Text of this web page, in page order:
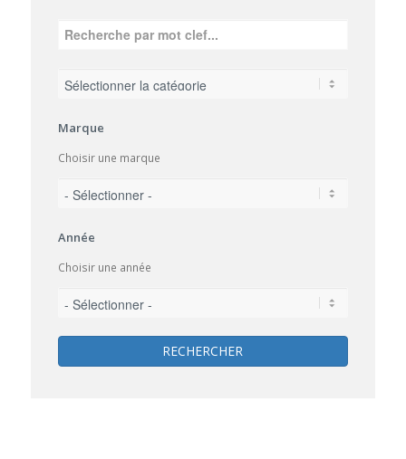
Marque
Choisir une marque
Année
Choisir une année
RECHERCHER